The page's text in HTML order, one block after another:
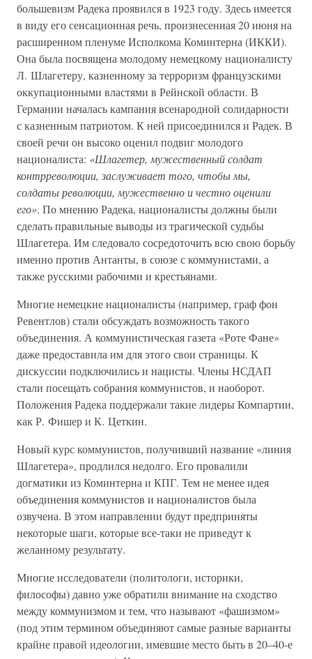
большевизм Радека проявился в 1923 году. Здесь имеется
в виду его сенсационная речь, произнесенная 20 июня на
расширенном пленуме Исполкома Коминтерна (ИККИ).
Она была посвящена молодому немецкому националисту
Л. Шлагетеру, казненному за терроризм французскими
оккупационными властями в Рейнской области. В
Германии началась кампания всенародной солидарности
с казненным патриотом. К ней присоединился и Радек. В
своей речи он высоко оценил подвиг молодого
националиста: «Шлагетер, мужественный солдат
контрреволюции, заслуживает того, чтобы мы,
солдаты революции, мужественно и честно оценили
его». По мнению Радека, националисты должны были
сделать правильные выводы из трагической судьбы
Шлагетера. Им следовало сосредоточить всю свою борьбу
именно против Антанты, в союзе с коммунистами, а
также русскими рабочими и крестьянами.
Многие немецкие националисты (например, граф фон
Ревентлов) стали обсуждать возможность такого
объединения. А коммунистическая газета «Роте Фане»
даже предоставила им для этого свои страницы. К
дискуссии подключились и нацисты. Члены НСДАП
стали посещать собрания коммунистов, и наоборот.
Положения Радека поддержали такие лидеры Компартии,
как Р. Фишер и К. Цеткин.
Новый курс коммунистов, получивший название «линия
Шлагетера», продлился недолго. Его провалили
догматики из Коминтерна и КПГ. Тем не менее идея
объединения коммунистов и националистов была
озвучена. В этом направлении будут предприняты
некоторые шаги, которые все-таки не приведут к
желанному результату.
Многие исследователи (политологи, историки,
философы) давно уже обратили внимание на сходство
между коммунизмом и тем, что называют «фашизмом»
(под этим термином объединяют самые разные варианты
крайне правой идеологии, имевшие место быть в 20–40-е